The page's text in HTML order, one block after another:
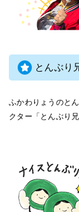
とんぶり
ふかわりょうのと
クター「とんぶり